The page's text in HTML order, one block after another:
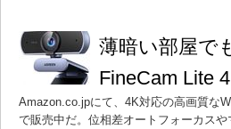
薄暗い部屋で
FineCam Lite
Amazon.co.jpにて、4K対応の高画質な
で販売中だ。位相差オートフォーカス